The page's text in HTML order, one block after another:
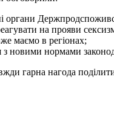
органи
на прояви
маємо в регіонах;
з новими нормами
гарна нагода